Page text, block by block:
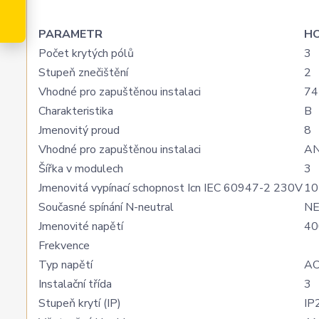
PARAMETR
Počet krytých pólů
3
Stupeň znečištění
2
Vhodné pro zapuštěnou instalaci
74
Charakteristika
B
Jmenovitý proud
8
Vhodné pro zapuštěnou instalaci
Šířka v modulech
3
Jmenovitá vypínací schopnost Icn IEC 60947-2 230V10
Současné spínání N-neutral
NE
Jmenovité napětí
Frekvence
Typ napětí
AC
Instalační třída
3
Stupeň krytí (IP)